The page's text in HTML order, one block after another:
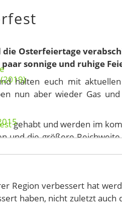
Osterfeiertage
sonnige und ruhige
halten euch mit
nun aber wieder Gas
gehabt und werden im
und die größere
Region verbessert hat
haben, nicht zuletzt auch